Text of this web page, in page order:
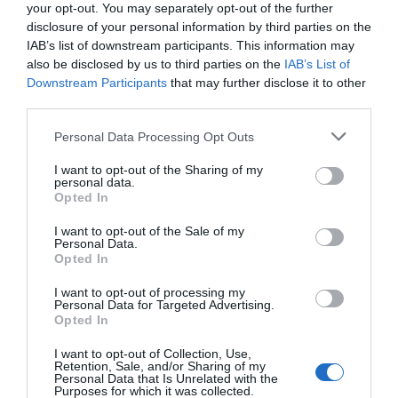
your opt-out. You may separately opt-out of the further
disclosure of your personal information by third parties on the
IAB’s list of downstream participants. This information may
also be disclosed by us to third parties on the IAB’s List of
Downstream Participants that may further disclose it to other
Personal Data Processing Opt Outs
I want to opt-out of the Sharing of my
personal data.
Opted In
I want to opt-out of the Sale of my
Personal Data.
Opted In
I want to opt-out of processing my
Personal Data for Targeted Advertising.
Opted In
I want to opt-out of Collection, Use,
Retention, Sale, and/or Sharing of my
Personal Data that Is Unrelated with the
Purposes for which it was collected.
marcat com a objectiu "dotar els emprenedors
dels recursos necessaris per fer d'una idea una
realitat", segons el director de la preacceleradora,
. Segons Arola, G-Accelerator se
sostenibilitat i solucions post-Covid".
Des de la preacceleradora s'ha treballat amb
especialitzada en software d'eficiència energètica
i gestió autònoma d'edificis. Segons el co-
CEO d'Orpheus,CarlesMorales
, "la formació i les
mentories associades han permès saber on som".
per, segons Morales, "prendre el timó del projecte i
prioritzar accions i passos en el desenvolupament